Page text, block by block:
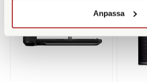
Anpassa